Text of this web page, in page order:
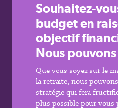
Souhaitez-
budget en
objectif
Nous
Que vous soyez sur le
la retraite, nous
stratégie qui fera
plus possible pour vous